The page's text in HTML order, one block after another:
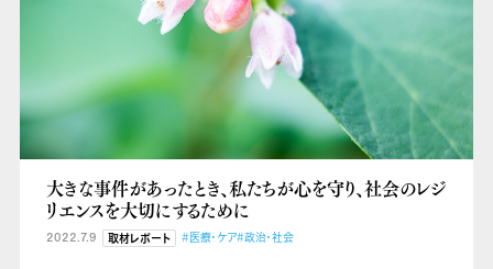
大きな事件があったとき、私たちが心を守り、社会のレジ
リエンスを大切にするために
2022.7.9 取材レポート #医療・ケア#政治・社会